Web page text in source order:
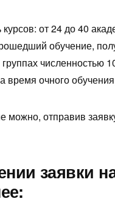
от 24 до 40
обучение,
численностью
время очного
можно, отправив
заявки